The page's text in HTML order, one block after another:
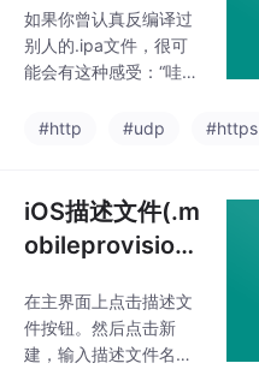
路径和命名规则、缺乏
自动重签名测试流程。
为解决这些问题，作者
工具进行后置加固，并
上线不是结束，
如果你曾认真反编译过
别人的.ipa文件，很可
能会有这种感受：“哇，
类名像，方法名是，甚
逻辑。当然，安全问题
远不止这些，但代码易
读性本身就是安全隐
用了就万无一失”，而是
一个博弈——你让攻击
者多耗 10 小时，他们
#http #udp #https
iOS描述文件(.m
obileprovision)
在主界面上点击描述文
件按钮。然后点击新
建，输入描述文件名称